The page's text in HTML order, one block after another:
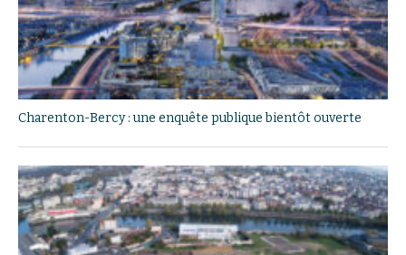
Charenton-Bercy : une enquête publique bientôt ouverte